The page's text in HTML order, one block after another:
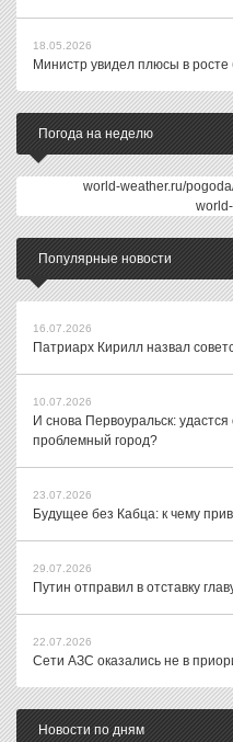
18.05.2026
Министр увидел плюсы в
Погода на неделю
world-weather.ru/
Популярные новости
16.07.2026
Патриарх Кирилл назвал
10.07.2026
И снова Первоуральск:
проблемный город?
23.07.2026
Будущее без Кабца: к чему
29.07.2026
Путин отправил в отставку
22.07.2026
Сети АЗС оказались не в
Новости по дням